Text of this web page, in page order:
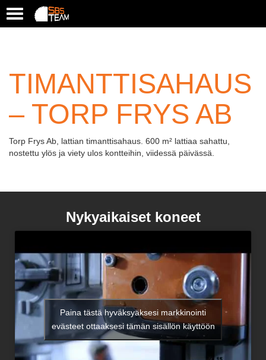
T
e
a
i
a
t
n
TIMANTTISAHAUS
– TORP FRYS AB
Torp Frys Ab, lattian timanttisahaus. 600 m² lattiaa sahattu,
nostettu ylös ja viety ulos kontteihin, viidessä päivässä.
Nykyaikaiset koneet
Paina tästä hyväksyäksesi markkinointi
evästeet ottaaksesi tämän sisällön käyttöön